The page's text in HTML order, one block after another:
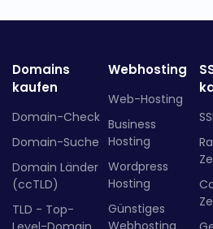
Domains
kaufen
Domain-Check
Domain-Suche
Domain Länder
(ccTLD)
TLD - Top-
Webhosting
Web-Hosting
Business
Hosting
Wordpress
Hosting
Günstiges
Webhosting